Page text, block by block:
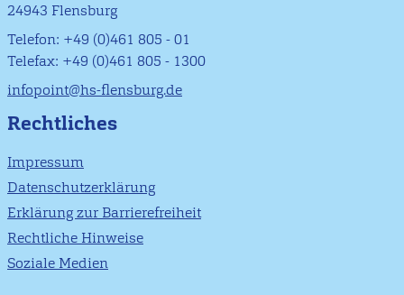
24943 Flensburg
Telefon: +49 (0)461 805 - 01
Telefax: +49 (0)461 805 - 1300
infopoint@hs-flensburg.de
Rechtliches
Impressum
Datenschutzerklärung
Erklärung zur Barrierefreiheit
Rechtliche Hinweise
Soziale Medien